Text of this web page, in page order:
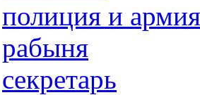
полиция и армия
рабыня
секретарь